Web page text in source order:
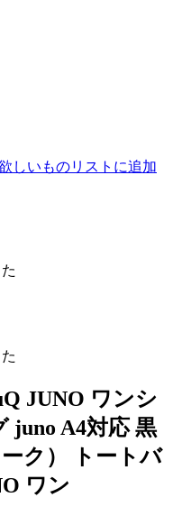
しいものリストに追加
JUNO ワンシ
juno A4対応 黒
ク） トートバ
ワン